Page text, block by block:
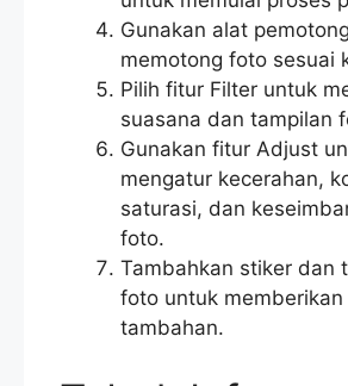
Gunakan alat
memotong foto sesuai
Pilih fitur Filter untuk
suasana dan tampilan
Gunakan fitur Adjust
mengatur kecerahan,
saturasi, dan
foto.
Tambahkan stiker dan
foto untuk memberikan
tambahan.